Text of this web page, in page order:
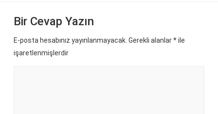
Bir Cevap Yazın
E-posta hesabınız yayınlanmayacak. Gerekli alanlar*ile
işaretlenmişlerdir